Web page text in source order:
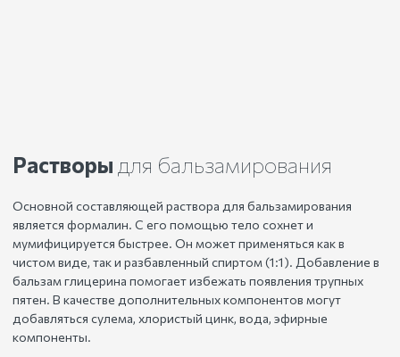
Растворы для бальзамирования
Основной составляющей раствора для бальзамирования
является формалин. С его помощью тело сохнет и
мумифицируется быстрее. Он может применяться как в
чистом виде, так и разбавленный спиртом (1:1). Добавление в
бальзам глицерина помогает избежать появления трупных
пятен. В качестве дополнительных компонентов могут
добавляться сулема, хлористый цинк, вода, эфирные
компоненты.